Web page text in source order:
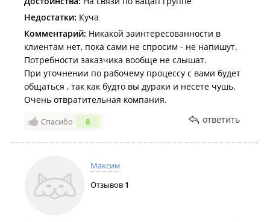
Недостатки: Куча
Комментарий: Никакой заинтересованности в
клиентам нет, пока сами не спросим - не напишут.
Потребности заказчика вообще не слышат.
При уточнении по рабочему процессу с вами будет
общаться , так как будто вы дураки и несете чушь.
Очень отвратительная компания.
Спасибо 8 ответить
Максим
Отзывов 1